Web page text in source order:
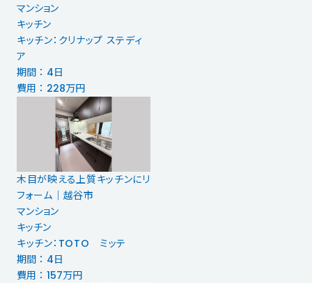
マンション
キッチン
キッチン：クリナップ ステディ
ア
期間 ： 4日
費用 ： 228万円
木目が映える上質キッチンにリ
フォーム｜越谷市
マンション
キッチン
キッチン：TOTO ミッテ
期間 ： 4日
費用 ： 157万円